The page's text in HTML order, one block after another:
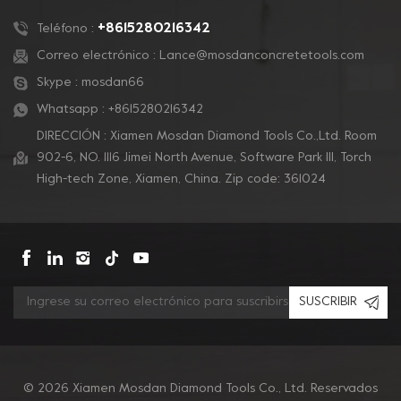
Teléfono : +8615280216342
Correo electrónico : Lance@mosdanconcretetools.com
Skype : mosdan66
Whatsapp : +8615280216342
DIRECCIÓN : Xiamen Mosdan Diamond Tools Co.,Ltd. Room
902-6, NO. 1116 Jimei North Avenue, Software Park Ill, Torch
High-tech Zone, Xiamen, China. Zip code: 361024
SUSCRIBIR
© 2026 Xiamen Mosdan Diamond Tools Co., Ltd. Reservados